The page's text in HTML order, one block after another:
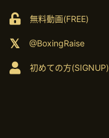
無料動画(FREE)
@BoxingRaise
初めての方(SIGNUP)